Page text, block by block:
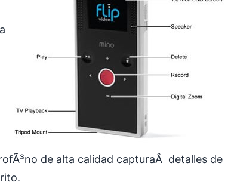
de alta calidad capturaÂ detalles de